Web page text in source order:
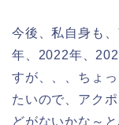
今後、私自身も
年、2022年、
すが、、、ちょ
たいので、アク
どがないかな～